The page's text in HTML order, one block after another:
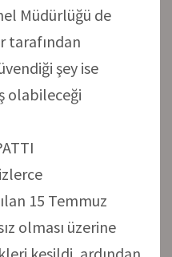
Müdürlüğü de
tarafından
şey ise
olabileceği
15 Temmuz
olması üzerine